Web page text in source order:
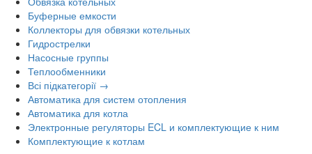
Буферные емкости
Коллекторы для обвязки котельных
Гидрострелки
Насосные группы
Теплообменники
Всі підкатегорії →
Автоматика для систем отопления
Автоматика для котла
Электронные регуляторы ECL и комплектующие к ним
Комплектующие к котлам